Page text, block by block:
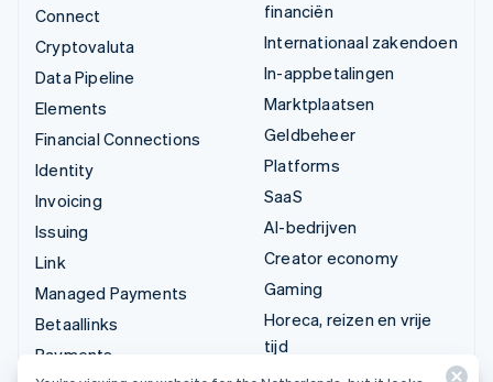
Connect
Cryptovaluta
Data Pipeline
Elements
Financial Connections
Identity
Invoicing
Issuing
Link
Managed Payments
Betaallinks
Payments
financiën
Internationaal zakendoen
In-appbetalingen
Marktplaatsen
Geldbeheer
Platforms
SaaS
AI-bedrijven
Creator economy
Gaming
Horeca, reizen en vrije
tijd
Verzekering